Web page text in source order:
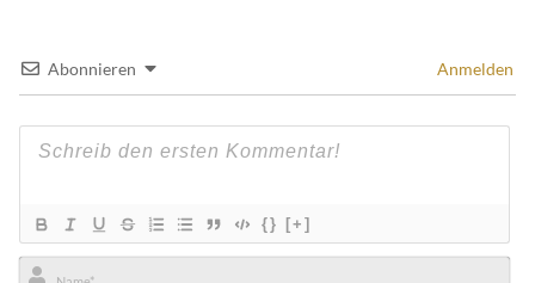
Abonnieren Anmelden
{} [+]